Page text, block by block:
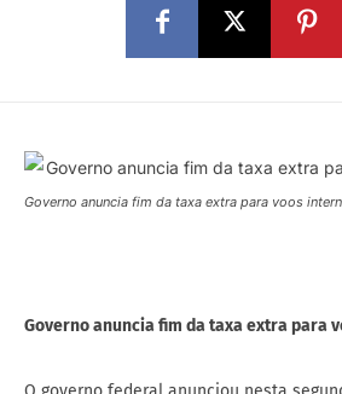
Governo anuncia fim da taxa extra para voos
Governo anuncia fim da taxa extra para